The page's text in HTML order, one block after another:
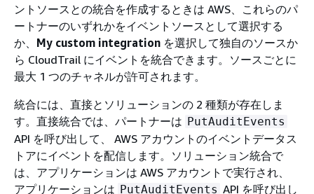
ントソースとの統合を作成するときは AWS、これらのパ
ートナーのいずれかをイベントソースとして選択する
か、 My custom integration を選択して独自のソースか
ら CloudTrail にイベントを統合できます。ソースごとに
最大 1 つのチャネルが許可されます。
統合には、直接とソリューションの 2 種類が存在しま
す。直接統合では、パートナーは PutAuditEvents
API を呼び出して、 AWS アカウントのイベントデータス
トアにイベントを配信します。ソリューション統合で
は、アプリケーションは AWS アカウントで実行され、
アプリケーションは PutAuditEvents API を呼び出し